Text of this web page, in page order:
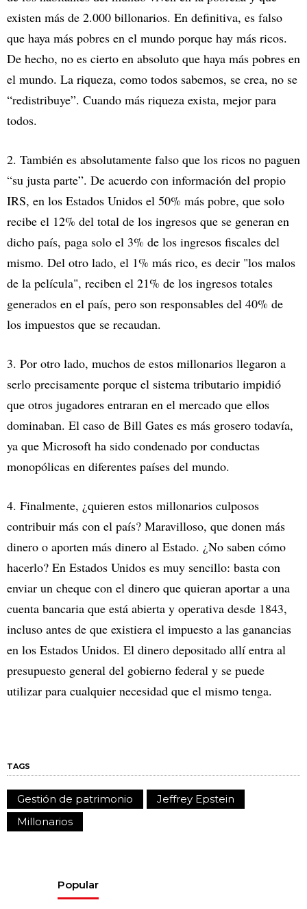
existen más de 2.000 billonarios. En definitiva, es falso
que haya más pobres en el mundo porque hay más ricos.
De hecho, no es cierto en absoluto que haya más pobres en
el mundo. La riqueza, como todos sabemos, se crea, no se
“redistribuye”. Cuando más riqueza exista, mejor para
todos.
2. También es absolutamente falso que los ricos no paguen
“su justa parte”. De acuerdo con información del propio
IRS, en los Estados Unidos el 50% más pobre, que solo
recibe el 12% del total de los ingresos que se generan en
dicho país, paga solo el 3% de los ingresos fiscales del
mismo. Del otro lado, el 1% más rico, es decir "los malos
de la película", reciben el 21% de los ingresos totales
generados en el país, pero son responsables del 40% de
los impuestos que se recaudan.
3. Por otro lado, muchos de estos millonarios llegaron a
serlo precisamente porque el sistema tributario impidió
que otros jugadores entraran en el mercado que ellos
dominaban. El caso de Bill Gates es más grosero todavía,
ya que Microsoft ha sido condenado por conductas
monopólicas en diferentes países del mundo.
4. Finalmente, ¿quieren estos millonarios culposos
contribuir más con el país? Maravilloso, que donen más
dinero o aporten más dinero al Estado. ¿No saben cómo
hacerlo? En Estados Unidos es muy sencillo: basta con
enviar un cheque con el dinero que quieran aportar a una
cuenta bancaria que está abierta y operativa desde 1843,
incluso antes de que existiera el impuesto a las ganancias
en los Estados Unidos. El dinero depositado allí entra al
presupuesto general del gobierno federal y se puede
utilizar para cualquier necesidad que el mismo tenga.
TAGS
Gestión de patrimonio
Jeffrey Epstein
Millonarios
Popular